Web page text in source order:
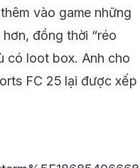
vào game những
đồng thời “réo
có loot box. Anh cho
FC 25 lại được xếp